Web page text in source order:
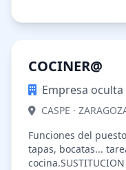
COCINER@
Empresa oculta
CASPE ·
Funciones del
tapas, bocatas...